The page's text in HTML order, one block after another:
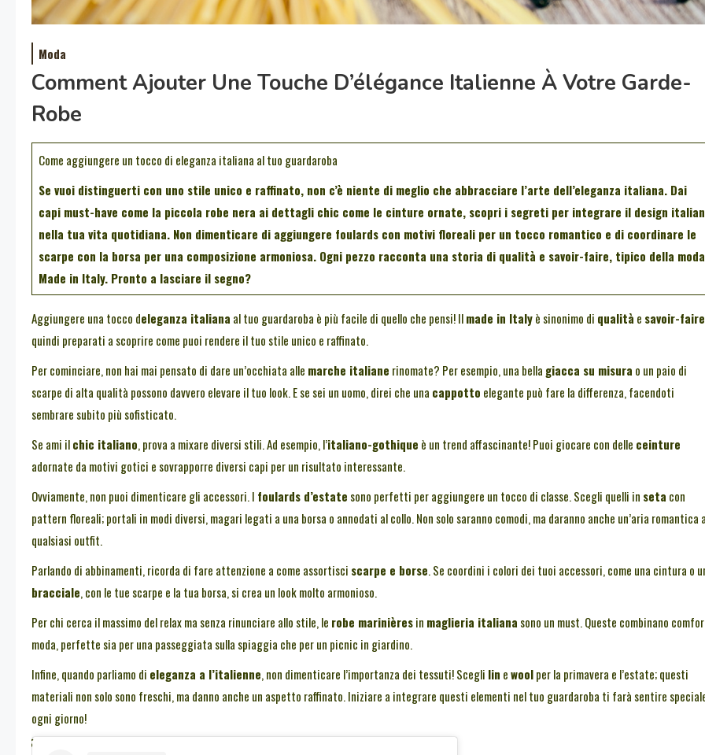
Moda
Comment Ajouter Une Touche D’élégance Italienne À Votre Garde-
Robe
Come aggiungere un tocco di eleganza italiana al tuo guardaroba
Se vuoi distinguerti con uno stile unico e raffinato, non c’è niente di meglio che abbracciare l’arte dell’eleganza italiana. Dai
capi must-have come la piccola robe nera ai dettagli chic come le cinture ornate, scopri i segreti per integrare il design
nella tua vita quotidiana. Non dimenticare di aggiungere foulards con motivi floreali per un tocco romantico e di coordinare le
scarpe con la borsa per una composizione armoniosa. Ogni pezzo racconta una storia di qualità e savoir-faire, tipico della moda
Made in Italy. Pronto a lasciare il segno?
Aggiungere una tocco deleganza italiana al tuo guardaroba è più facile di quello che pensi! Ilmade in Italyè sinonimo di qualità e savoir-faire
quindi preparati a scoprire come puoi rendere il tuo stile unico e raffinato.
Per cominciare, non hai mai pensato di dare un’occhiata alle marche italiane rinomate? Per esempio, una bella giacca su misura o un paio di
scarpe di alta qualità possono davvero elevare il tuo look. E se sei un uomo, direi che una cappotto elegante può fare la differenza, facendoti
sembrare subito più sofisticato.
Se ami ilchic italiano, prova a mixare diversi stili. Ad esempio, l’italiano-gothique è un trend affascinante! Puoi giocare con delle ceinture
adornate da motivi gotici e sovrapporre diversi capi per un risultato interessante.
Ovviamente, non puoi dimenticare gli accessori. I foulards d’estate sono perfetti per aggiungere un tocco di classe. Scegli quelli in seta con
pattern floreali; portali in modi diversi, magari legati a una borsa o annodati al collo. Non solo saranno comodi, ma daranno anche un’aria romantica a
qualsiasi outfit.
Parlando di abbinamenti, ricorda di fare attenzione a come assortisci scarpe e borse. Se coordini i colori dei tuoi accessori, come una cintura o
bracciale, con le tue scarpe e la tua borsa, si crea un look molto armonioso.
Per chi cerca il massimo del relax ma senza rinunciare allo stile, le robe marinièresin maglieria italiana sono un must. Queste combinano
moda, perfette sia per una passeggiata sulla spiaggia che per un picnic in giardino.
Infine, quando parliamo di eleganza a l’italienne, non dimenticare l’importanza dei tessuti! Scegli lin ewoolper la primavera e l’estate; questi
materiali non solo sono freschi, ma danno anche un aspetto raffinato. Iniziare a integrare questi elementi nel tuo guardaroba ti farà sentire
ogni giorno!